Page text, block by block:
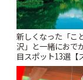
新しくなった「こ
沢」と一緒におで
目スポット13選【
ー開催中】 | こと